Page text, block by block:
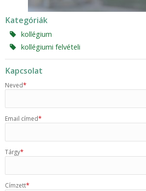
Kategóriák
kollégium
kollégiumi felvételi
Kapcsolat
Neved*
Email címed*
Tárgy*
Címzett*